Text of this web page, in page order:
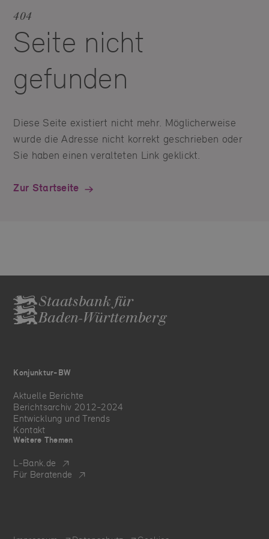
404
Seite nicht
gefunden
Diese Seite existiert nicht mehr. Möglicherweise
wurde die Adresse nicht korrekt geschrieben oder
Sie haben einen veralteten Link geklickt.
Zur Startseite
Staatsbank für
Baden-Württemberg
Konjunktur-BW
Aktuelle Berichte
Berichtsarchiv 2012-2024
Entwicklung und Trends
Kontakt
Weitere Themen
L‑Bank.de
Für Beratende